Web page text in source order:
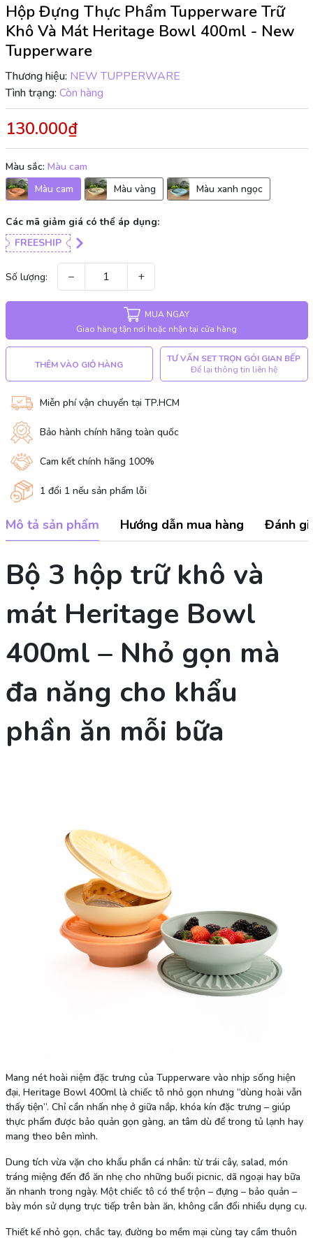
Hộp Đựng Thực Phẩm Tupperware Trữ
Khô Và Mát Heritage Bowl 400ml - New
Tupperware
Thương hiệu: NEW TUPPERWARE
Tình trạng: Còn hàng
130.000₫
Màu sắc: Màu cam
Màu cam
Màu vàng Màu xanh ngọc
Các mã giảm giá có thể áp dụng:
FREESHIP
Số lượng: − +
MUA NGAY
Giao hàng tận nơi hoặc nhận tại cửa hàng
THÊM VÀO GIỎ HÀNG
TƯ VẤN SET TRỌN GÓI GIAN BẾP
Để lại thông tin liên hệ
Miễn phí vận chuyển tại TP.HCM
Bảo hành chính hãng toàn quốc
Cam kết chính hãng 100%
1 đổi 1 nếu sản phẩm lỗi
Mô tả sản phẩm Hướng dẫn mua hàng Đánh
Bộ 3 hộp trữ khô và
mát Heritage Bowl
400ml – Nhỏ gọn mà
đa năng cho khẩu
phần ăn mỗi bữa
Mang nét hoài niệm đặc trưng của Tupperware vào nhịp sống hiện
đại, Heritage Bowl 400ml là chiếc tô nhỏ gọn nhưng “dùng hoài vẫn
thấy tiện”. Chỉ cần nhấn nhẹ ở giữa nắp, khóa kín đặc trưng – giúp
thực phẩm được bảo quản gọn gàng, an tâm dù để trong tủ lạnh hay
mang theo bên mình.
Dung tích vừa vặn cho khẩu phần cá nhân: từ trái cây, salad, món
tráng miệng đến đồ ăn nhẹ cho những buổi picnic, dã ngoại hay bữa
ăn nhanh trong ngày. Một chiếc tô có thể trộn – đựng – bảo quản –
bày món sử dụng trực tiếp trên bàn ăn, không cần đổi nhiều dụng cụ.
Thiết kế nhỏ gọn, chắc tay, đường bo mềm mại cùng tay cầm thuôn